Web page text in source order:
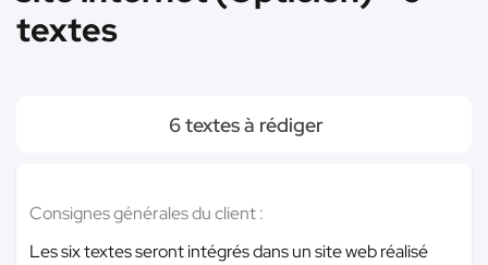
textes
6 textes à rédiger
Consignes générales du client :
Les six textes seront intégrés dans un site web réalisé